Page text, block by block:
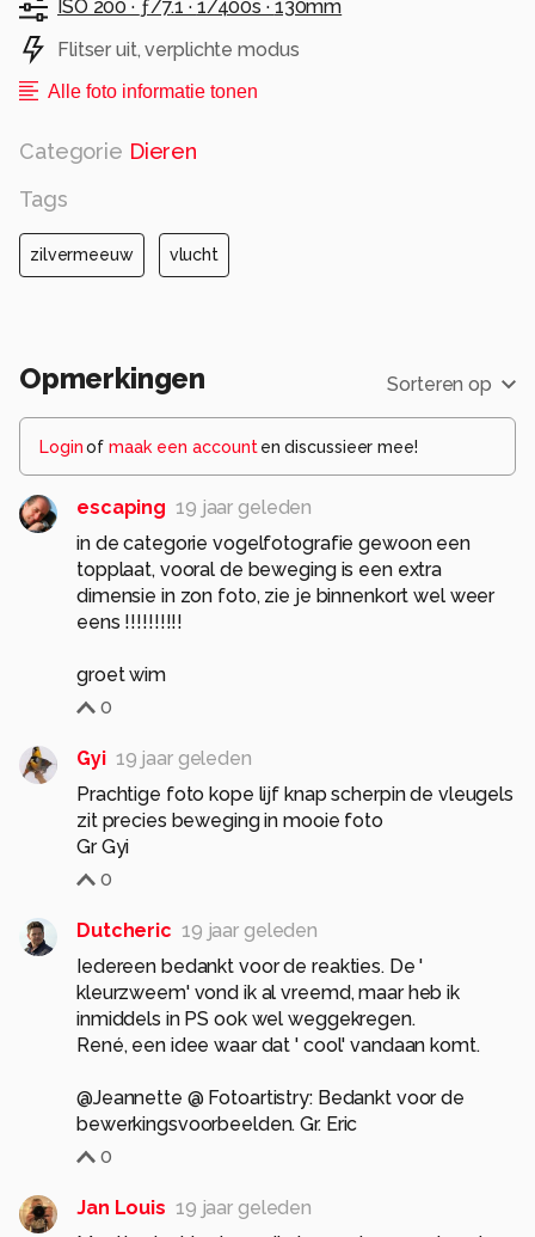
ISO 200 · ƒ/7.1 · 1/400s · 130mm
Flitser uit, verplichte modus
Alle foto informatie tonen
Categorie Dieren
Tags
zilvermeeuw vlucht
Opmerkingen Sorteren op
Loginof maak een account en discussieer mee!
escaping 19 jaar geleden
in de categorie vogelfotografie gewoon een
topplaat, vooral de beweging is een extra
dimensie in zon foto, zie je binnenkort wel weer
eens !!!!!!!!!!
groet wim
0
Gyi 19 jaar geleden
Prachtige foto kope lijf knap scherpin de vleugels
zit precies beweging in mooie foto
Gr Gyi
0
Dutcheric 19 jaar geleden
Iedereen bedankt voor de reakties. De '
kleurzweem' vond ik al vreemd, maar heb ik
inmiddels in PS ook wel weggekregen.
René, een idee waar dat ' cool' vandaan komt.
@Jeannette @ Fotoartistry: Bedankt voor de
bewerkingsvoorbeelden. Gr. Eric
0
Jan Louis 19 jaar geleden